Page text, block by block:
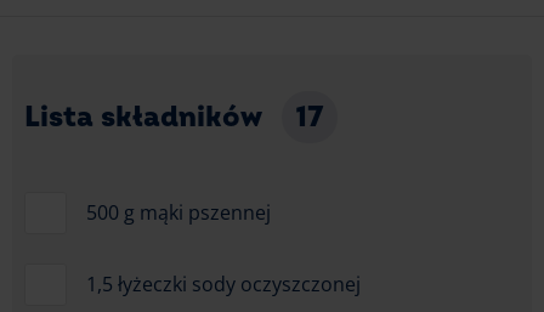
Lista składników 17
500 g mąki pszennej
1,5 łyżeczki sody oczyszczonej